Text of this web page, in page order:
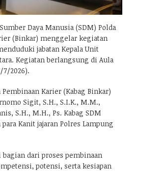
Daya Manusia (SDM) Polda
(Binkar) menggelar kegiatan
jabatan Kepala Unit
Kegiatan berlangsung di Aula
7/2026).
Karier (Kabag Binkar)
Sigit, S.H., S.I.K., M.M.,
S.H., M.H., Ps. Kabag SDM
Kanit jajaran Polres Lampung
bagian dari proses pembinaan
potensi, serta kesiapan